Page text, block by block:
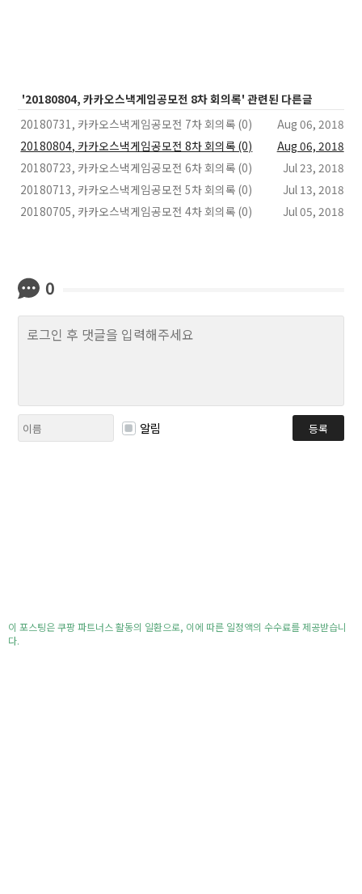
'20180804, 카카오스낵게임공모전 8차 회의록' 관련된 다른글
20180731, 카카오스낵게임공모전 7차 회의록 (0)
Aug 06, 2018
20180804, 카카오스낵게임공모전 8차 회의록 (0)
Aug 06, 2018
20180723, 카카오스낵게임공모전 6차 회의록 (0)
Jul 23, 2018
20180713, 카카오스낵게임공모전 5차 회의록 (0)
Jul 13, 2018
20180705, 카카오스낵게임공모전 4차 회의록 (0)
Jul 05, 2018
0
알림 등록
이 포스팅은 쿠팡 파트너스 활동의 일환으로, 이에 따른 일정액의 수수료를 제공받습니
다.